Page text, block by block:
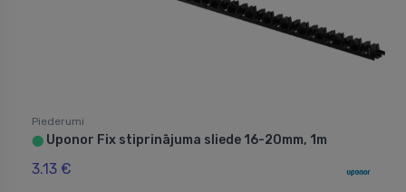
Piederumi
⬤ Uponor Fix stiprinājuma sliede 16-20mm, 1m
3.13 €